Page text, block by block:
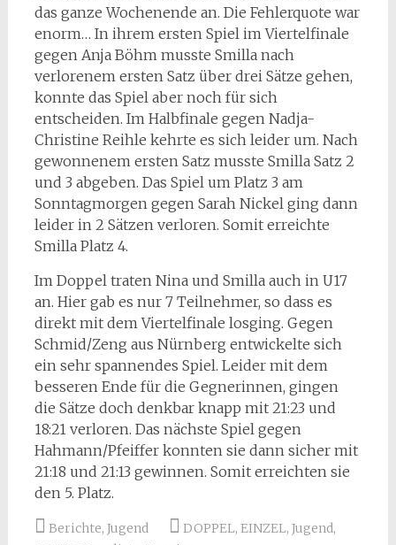
das ganze Wochenende an. Die Fehlerquote war
enorm… In ihrem ersten Spiel im Viertelfinale
gegen Anja Böhm musste Smilla nach
verlorenem ersten Satz über drei Sätze gehen,
konnte das Spiel aber noch für sich
entscheiden. Im Halbfinale gegen Nadja-
Christine Reihle kehrte es sich leider um. Nach
gewonnenem ersten Satz musste Smilla Satz 2
und 3 abgeben. Das Spiel um Platz 3 am
Sonntagmorgen gegen Sarah Nickel ging dann
leider in 2 Sätzen verloren. Somit erreichte
Smilla Platz 4.
Im Doppel traten Nina und Smilla auch in U17
an. Hier gab es nur 7 Teilnehmer, so dass es
direkt mit dem Viertelfinale losging. Gegen
Schmid/Zeng aus Nürnberg entwickelte sich
ein sehr spannendes Spiel. Leider mit dem
besseren Ende für die Gegnerinnen, gingen
die Sätze doch denkbar knapp mit 21:23 und
18:21 verloren. Das nächste Spiel gegen
Hahmann/Pfeiffer konnten sie dann sicher mit
21:18 und 21:13 gewinnen. Somit erreichten sie
den 5. Platz.
Berichte, Jugend DOPPEL, EINZEL, Jugend,